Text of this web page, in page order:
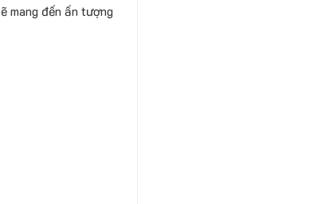
mang đến ấn tượng